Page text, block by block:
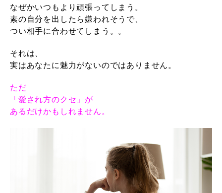
なぜかいつもより頑張ってしまう。
素の自分を出したら嫌われそうで、
つい相手に合わせてしまう。。
それは、
実はあなたに魅力がないのではありません。
ただ
「愛され方のクセ」が
あるだけかもしれません。